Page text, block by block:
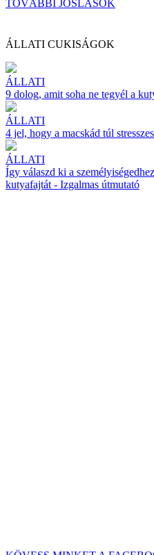
TOVÁBBI JÓSLÁSOK
ÁLLATI CUKISÁGOK
ÁLLATI
9 dolog, amit soha ne tegyél a
ÁLLATI
4 jel, hogy a macskád túl
ÁLLATI
Így válaszd ki a
kutyafajtát - Izgalmas útmutató